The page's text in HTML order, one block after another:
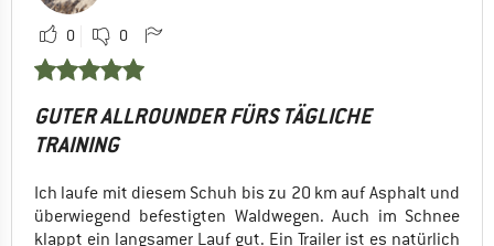
0 0
GUTER ALLROUNDER FÜRS TÄGLICHE
TRAINING
Ich laufe mit diesem Schuh bis zu 20 km auf Asphalt und
überwiegend befestigten Waldwegen. Auch im Schnee
klappt ein langsamer Lauf gut. Ein Trailer ist es natürlich